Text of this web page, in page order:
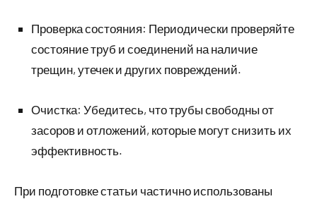
Проверка состояния: Периодически проверяйте
состояние труб и соединений на наличие
трещин, утечек и других повреждений.
Очистка: Убедитесь, что трубы свободны от
засоров и отложений, которые могут снизить их
эффективность.
При подготовке статьи частично использованы